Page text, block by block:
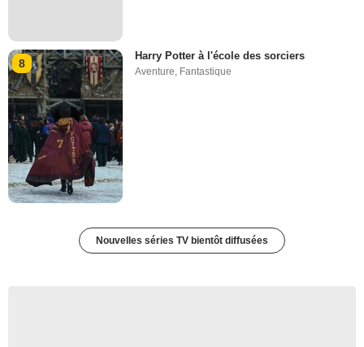
8
Harry Potter à l'école des sorciers
Aventure, Fantastique
Nouvelles séries TV bientôt diffusées